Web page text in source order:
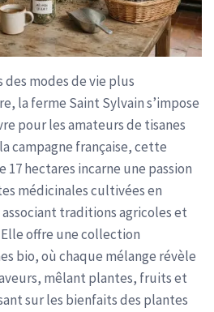
modes de vie plus
la ferme Saint Sylvain s’impose
pour les amateurs de tisanes
campagne française, cette
hectares incarne une passion
médicinales cultivées en
traditions agricoles et
offre une collection
bio, où chaque mélange révèle
mêlant plantes, fruits et
sur les bienfaits des plantes